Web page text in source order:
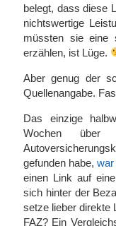
belegt, dass diese
nichtswertige
müssten sie eine
erzählen, ist Lüge.
Aber genug der
Quellenangabe.
Das einzige
Wochen
gefunden habe, war
einen Link auf
sich hinter der
setze lieber direkte
FAZ? Ein